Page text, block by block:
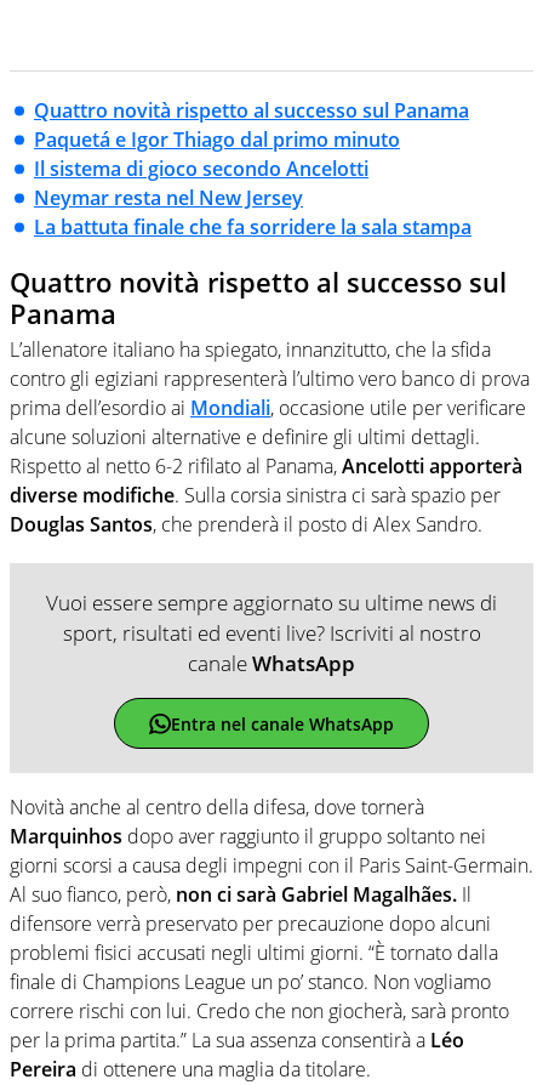
Quattro novità rispetto al successo sul Panama
Paquetá e Igor Thiago dal primo minuto
Il sistema di gioco secondo Ancelotti
Neymar resta nel New Jersey
La battuta finale che fa sorridere la sala stampa
Quattro novità rispetto al successo sul
Panama
L’allenatore italiano ha spiegato, innanzitutto, che la sfida
contro gli egiziani rappresenterà l’ultimo vero banco di prova
prima dell’esordio ai Mondiali, occasione utile per verificare
alcune soluzioni alternative e definire gli ultimi dettagli.
Rispetto al netto 6-2 rifilato al Panama,Ancelotti apporterà
diverse modifiche. Sulla corsia sinistra ci sarà spazio per
Douglas Santos, che prenderà il posto di Alex Sandro.
Vuoi essere sempre aggiornato su ultime news di
sport, risultati ed eventi live? Iscriviti al nostro
canaleWhatsApp
Entra nel canale WhatsApp
Novità anche al centro della difesa, dove tornerà
Marquinhos dopo aver raggiunto il gruppo soltanto nei
giorni scorsi a causa degli impegni con il Paris Saint-Germain.
Al suo fianco, però, non ci sarà Gabriel Magalhães. Il
difensore verrà preservato per precauzione dopo alcuni
problemi fisici accusati negli ultimi giorni. “È tornato dalla
finale di Champions League un po’ stanco. Non vogliamo
correre rischi con lui. Credo che non giocherà, sarà pronto
per la prima partita.” La sua assenza consentirà a Léo
Pereira di ottenere una maglia da titolare.